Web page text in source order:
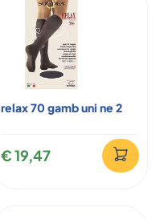
relax 70 gamb uni ne 2
€ 19,47